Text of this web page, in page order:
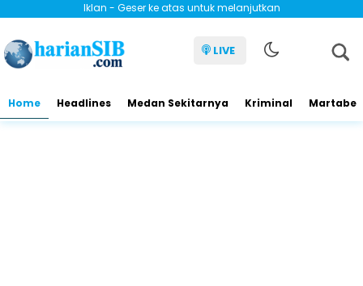
Iklan - Geser ke atas untuk melanjutkan
LIVE
Home Headlines Medan Sekitarnya Kriminal Martabe